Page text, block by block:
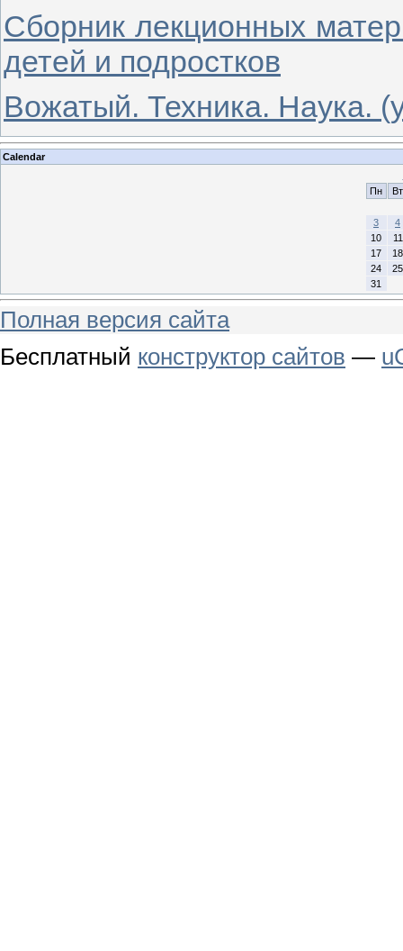
Сборник лекционных
детей и подростков
Вожатый. Техника. Наука.
Calendar
Пн
Вт
3
4
10
11
17
18
24
25
31
Полная версия сайта
Бесплатный конструктор сайтов —